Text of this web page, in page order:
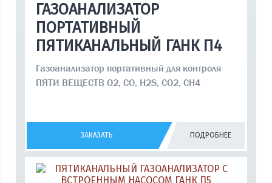
ГАЗОАНАЛИЗАТОР
ПОРТАТИВНЫЙ
ПЯТИКАНАЛЬНЫЙ ГАНК П4
Газоанализатор портативный для контроля
ПЯТИ ВЕЩЕСТВ O2, CO, H2S, CO2, CH4
ЗАКАЗАТЬ ПОДРОБНЕЕ